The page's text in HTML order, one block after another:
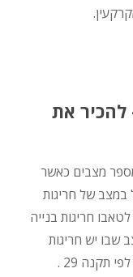
להכיר את
מצבים כאשר
של חריגות
חריגות בנייה
שבו יש חריגות
תקנה 29 .